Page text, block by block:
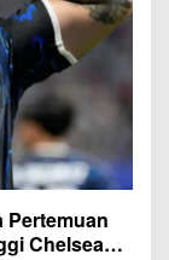
Pertemuan
Chelsea